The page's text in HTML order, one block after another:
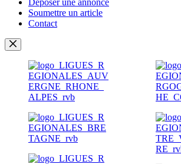
Déposer une annonce
Soumettre un article
Contact